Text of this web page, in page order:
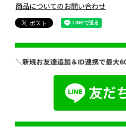
商品についてのお問い合わせ
＼新規お友達追加＆ID連携で最大